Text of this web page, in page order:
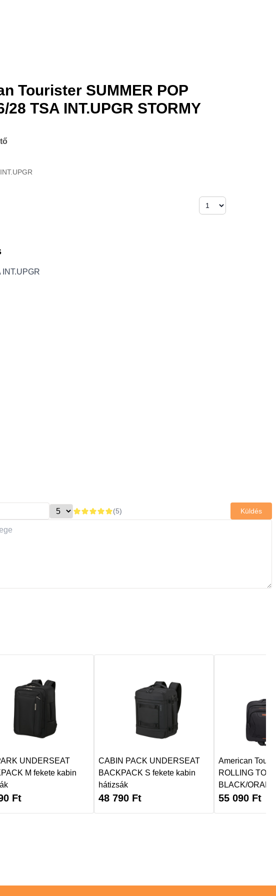
Tourister SUMMER POP
28 TSA INT.UPGR STORMY
INT.UPGR
(5) Küldés
UNDERSEAT
M fekete kabin
Ft
CABIN PACK UNDERSEAT
BACKPACK S fekete kabin
hátizsák
48 790 Ft
American
ROLLING
BLACK/
55 090 Ft